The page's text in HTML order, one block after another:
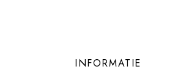
INFORMATIE